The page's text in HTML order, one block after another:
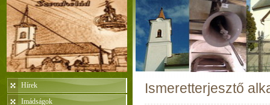
Hírek
Imádságok
Ismeretterjesztő